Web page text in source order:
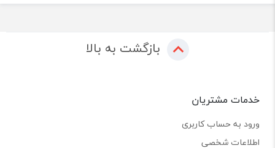
بازگشت به بالا
خدمات مشتریان
ورود به حساب کاربری
اطلاعات شخصی